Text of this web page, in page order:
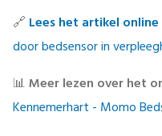
🔗 Lees het artikel online
door bedsensor in
📊Meer lezen over het
Kennemerhart - Momo